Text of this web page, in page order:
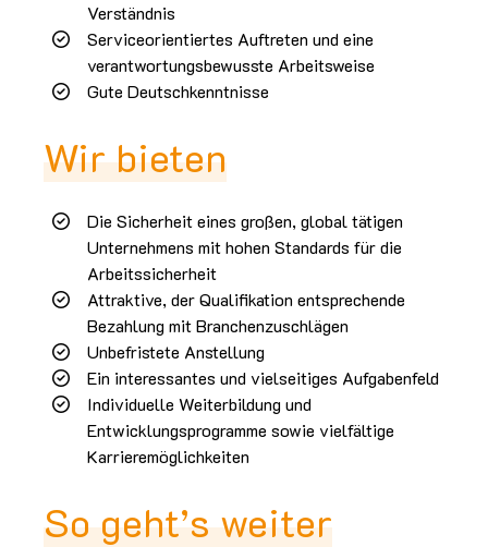
Verständnis
Serviceorientiertes Auftreten und eine
verantwortungsbewusste Arbeitsweise
Gute Deutschkenntnisse
Wir bieten
Die Sicherheit eines großen, global tätigen
Unternehmens mit hohen Standards für die
Arbeitssicherheit
Attraktive, der Qualifikation entsprechende
Bezahlung mit Branchenzuschlägen
Unbefristete Anstellung
Ein interessantes und vielseitiges Aufgabenfeld
Individuelle Weiterbildung und
Entwicklungsprogramme sowie vielfältige
Karrieremöglichkeiten
So geht’s weiter